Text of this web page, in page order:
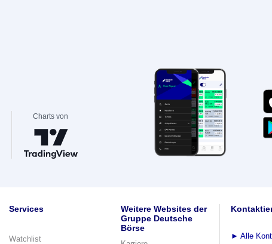
Charts von
Services
Watchlist
Weitere Websites der
Gruppe Deutsche
Börse
► Alle